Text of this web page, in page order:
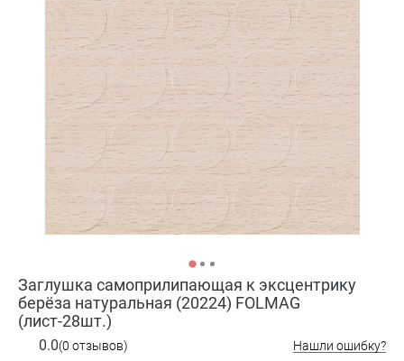
Заглушка самоприлипающая к эксцентрику
берёза натуральная (20224) FOLMAG
(лист-28шт.)
0.0(0 отзывов) Нашли ошибку?